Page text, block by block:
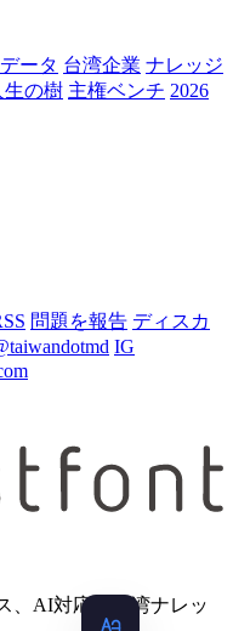
ータ 台湾企業 ナレッジ
生の樹 主権ベンチ 2026
問題を報告 ディスカ
IG
、AI対応の台湾ナレッ